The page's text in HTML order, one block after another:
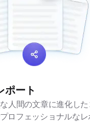
ポート
人間の文章に進化し
ロフェッショナルなレ